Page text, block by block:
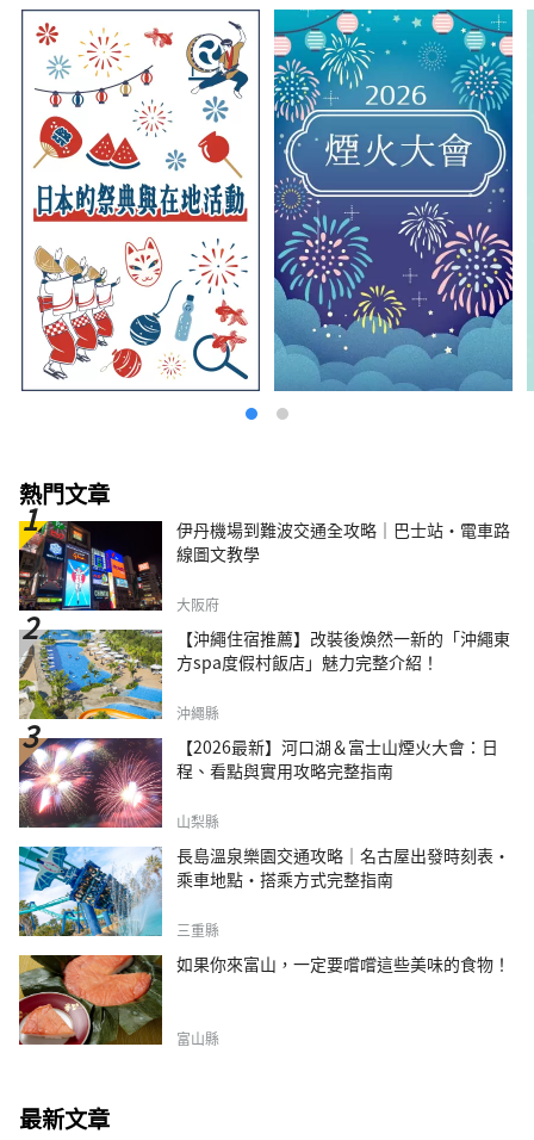
熱門文章
伊丹機場到難波交通全攻略｜巴士站・電車路
線圖文教學
大阪府
【沖繩住宿推薦】改裝後煥然一新的「沖繩東
方spa度假村飯店」魅力完整介紹！
沖繩縣
【2026最新】河口湖＆富士山煙火大會：日
程、看點與實用攻略完整指南
山梨縣
長島溫泉樂園交通攻略｜名古屋出發時刻表・
乘車地點・搭乘方式完整指南
三重縣
如果你來富山，一定要嚐嚐這些美味的食物！
富山縣
最新文章